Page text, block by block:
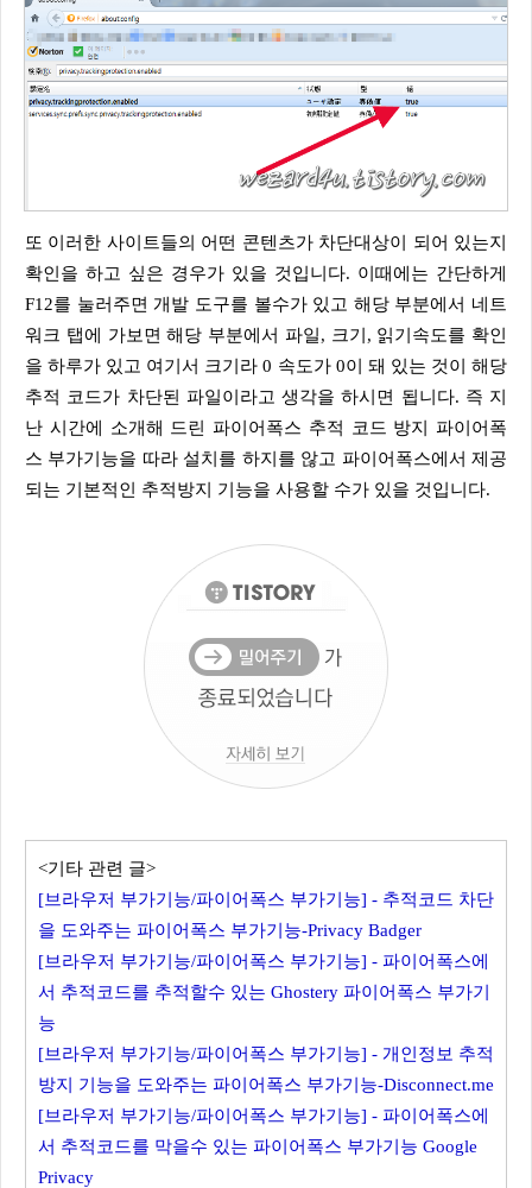
또 이러한 사이트들의 어떤 콘텐츠가 차단대상이 되어 있는지
확인을 하고 싶은 경우가 있을 것입니다. 이때에는 간단하게
F12를 눌러주면 개발 도구를 볼수가 있고 해당 부분에서 네트
워크 탭에 가보면 해당 부분에서 파일, 크기, 읽기속도를 확인
을 하루가 있고 여기서 크기라 0 속도가 0이 돼 있는 것이 해당
추적 코드가 차단된 파일이라고 생각을 하시면 됩니다. 즉 지
난 시간에 소개해 드린 파이어폭스 추적 코드 방지 파이어폭
스 부가기능을 따라 설치를 하지를 않고 파이어폭스에서 제공
되는 기본적인 추적방지 기능을 사용할 수가 있을 것입니다.
<기타 관련 글>
[브라우저 부가기능/파이어폭스 부가기능] - 추적코드 차단
을 도와주는 파이어폭스 부가기능-Privacy Badger
[브라우저 부가기능/파이어폭스 부가기능] - 파이어폭스에
서 추적코드를 추적할수 있는 Ghostery 파이어폭스 부가기
능
[브라우저 부가기능/파이어폭스 부가기능] - 개인정보 추적
방지 기능을 도와주는 파이어폭스 부가기능-Disconnect.me
[브라우저 부가기능/파이어폭스 부가기능] - 파이어폭스에
서 추적코드를 막을수 있는 파이어폭스 부가기능 Google
Privacy